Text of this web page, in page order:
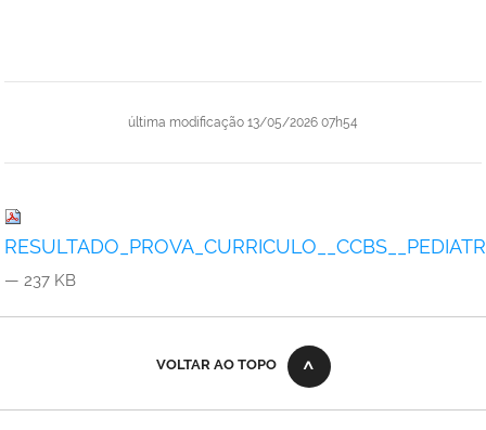
última modificação 13/05/2026 07h54
— 237 KB
VOLTAR AO TOPO